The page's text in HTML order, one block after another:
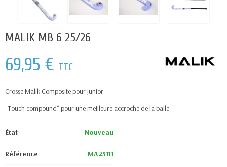
MALIK MB 6 25/26
69,95 € TTC
Crosse Malik Composite pour junior
"Touch compound" pour une meilleure accroche de la balle
État Nouveau
Référence MA25111